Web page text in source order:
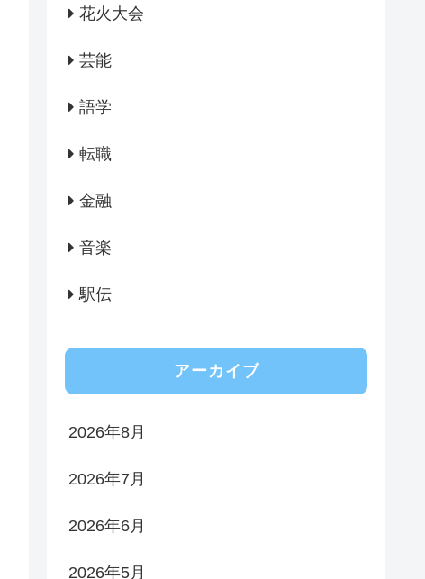
花火大会
芸能
語学
転職
金融
音楽
駅伝
アーカイブ
2026年8月
2026年7月
2026年6月
2026年5月